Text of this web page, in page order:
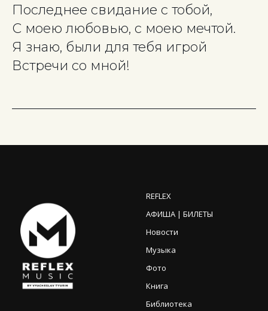
Последнее свидание с тобой,
С моею любовью, с моею мечтой.
Я знаю, были для тебя игрой
Встречи со мной!
REFLEX
АФИША | БИЛЕТЫ
Новости
Музыка
Фото
Книга
Библиотека